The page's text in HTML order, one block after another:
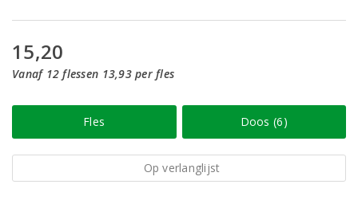
15,20
Vanaf 12 flessen 13,93 per fles
Fles Doos (6)
Op verlanglijst